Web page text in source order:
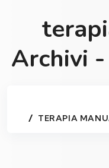
Archivi
TERAPIA